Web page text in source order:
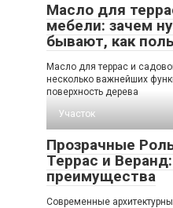
Масло для
мебели: зачем
бывают, как
Масло для террас и
несколько важнейших
поверхность дерева
Участок
Прозрачные
Террас и
преимущества
Современные